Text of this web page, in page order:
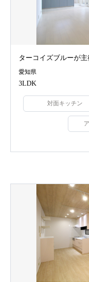
ターコイズブルーが
愛知県
3LDK
対面キッチン